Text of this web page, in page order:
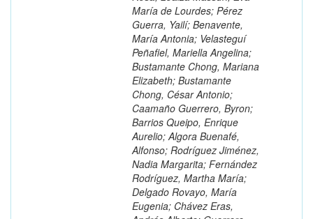
María de Lourdes; Pérez
Guerra, Yailí; Benavente,
María Antonia; Velasteguí
Peñafiel, Mariella Angelina;
Bustamante Chong, Mariana
Elizabeth; Bustamante
Chong, César Antonio;
Caamaño Guerrero, Byron;
Barrios Queipo, Enrique
Aurelio; Algora Buenafé,
Alfonso; Rodríguez Jiménez,
Nadia Margarita; Fernández
Rodríguez, Martha María;
Delgado Rovayo, María
Eugenia; Chávez Eras,